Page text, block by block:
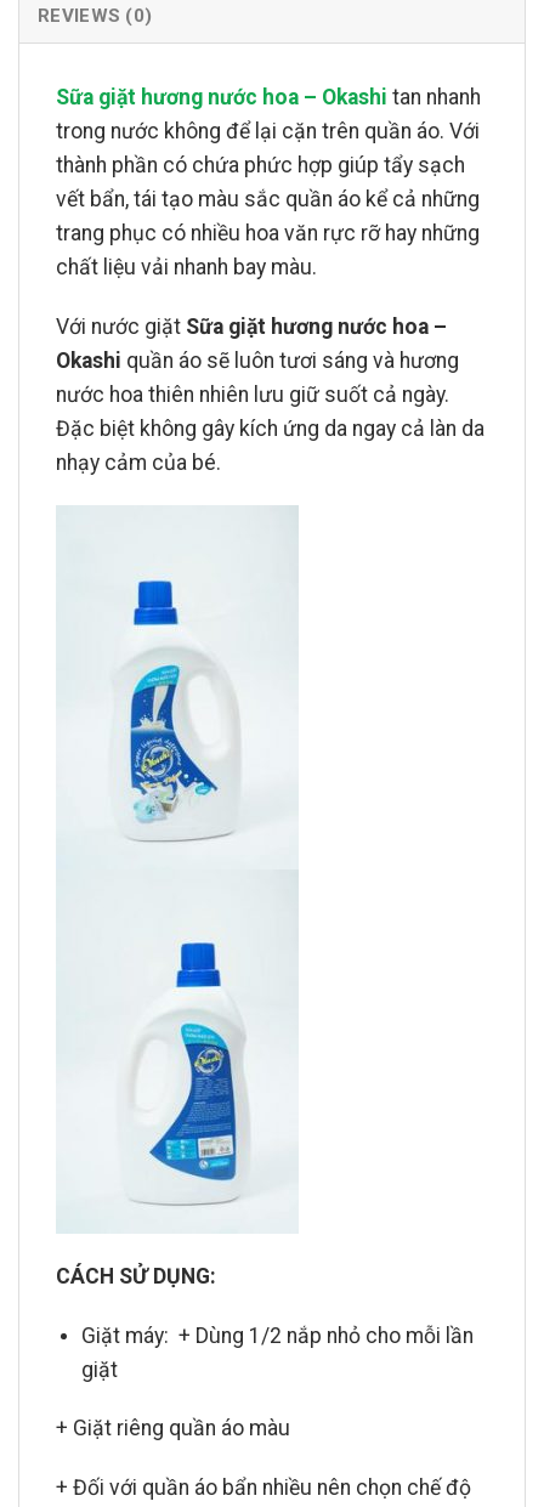
REVIEWS (0)
Sữa giặt hương nước hoa – Okashi tan nhanh
trong nước không để lại cặn trên quần áo. Với
thành phần có chứa phức hợp giúp tẩy sạch
vết bẩn, tái tạo màu sắc quần áo kể cả những
trang phục có nhiều hoa văn rực rỡ hay những
chất liệu vải nhanh bay màu.
Với nước giặt Sữa giặt hương nước hoa –
Okashi​ quần áo sẽ luôn tươi sáng và hương
nước hoa thiên nhiên lưu giữ suốt cả ngày.
Đặc biệt không gây kích ứng da ngay cả làn da
nhạy cảm của bé.
CÁCH SỬ DỤNG:
Giặt máy: + Dùng 1/2 nắp nhỏ cho mỗi lần
giặt
+ Giặt riêng quần áo màu
+ Đối với quần áo bẩn nhiều nên chọn chế độ